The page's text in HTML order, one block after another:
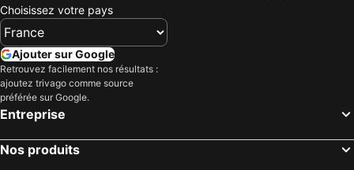
Choisissez votre pays
Ajouter sur Google
Retrouvez facilement nos résultats :
ajoutez trivago comme source
préférée sur Google.
Entreprise
Nos produits